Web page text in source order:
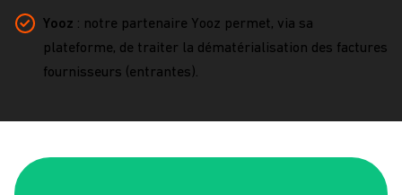
Yooz : notre partenaire Yooz permet, via sa
plateforme, de traiter la dématérialisation des factures
fournisseurs (entrantes).